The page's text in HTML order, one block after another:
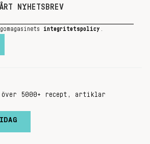
NYHETSBREV
integritetspolicy
5000+ recept, artiklar